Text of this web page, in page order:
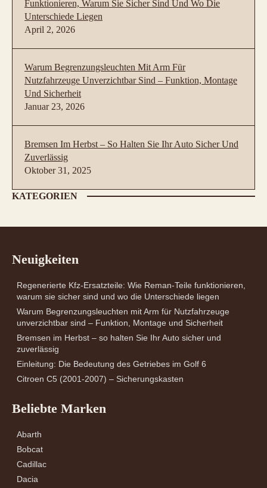
Funktionieren, Warum Sie Sicher Sind Und Wo Die
Unterschiede Liegen
April 2, 2026
Warum Begrenzungsleuchten Mit Arm Für
Nutzfahrzeuge Unverzichtbar Sind – Funktion, Montage
Und Sicherheit
Januar 23, 2026
Bremsen Im Herbst – So Halten Sie Ihr Auto Sicher Und
Zuverlässig
Oktober 31, 2025
KATEGORIEN
Neuigkeiten
Regenerierte Kfz-Ersatzteile: Wie Reman-Teile funktionieren,
warum sie sicher sind und wo die Unterschiede liegen
Warum Begrenzungsleuchten mit Arm für Nutzfahrzeuge
unverzichtbar sind – Funktion, Montage und Sicherheit
Bremsen im Herbst – so halten Sie Ihr Auto sicher und
zuverlässig
Einleitung: Die Bedeutung des Getriebes im Golf 6
Citroen C5 (2001-2007) – Sicherungskasten
Beliebte Marken
Abarth
Bobcat
Cadillac
Dacia